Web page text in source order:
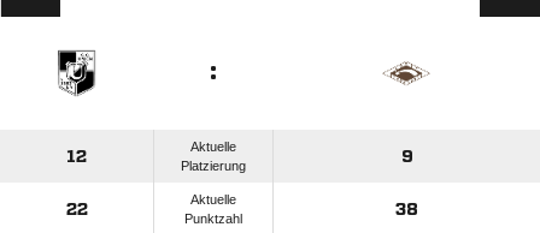
:
12
Aktuelle
Platzierung
9
22
Aktuelle
Punktzahl
38